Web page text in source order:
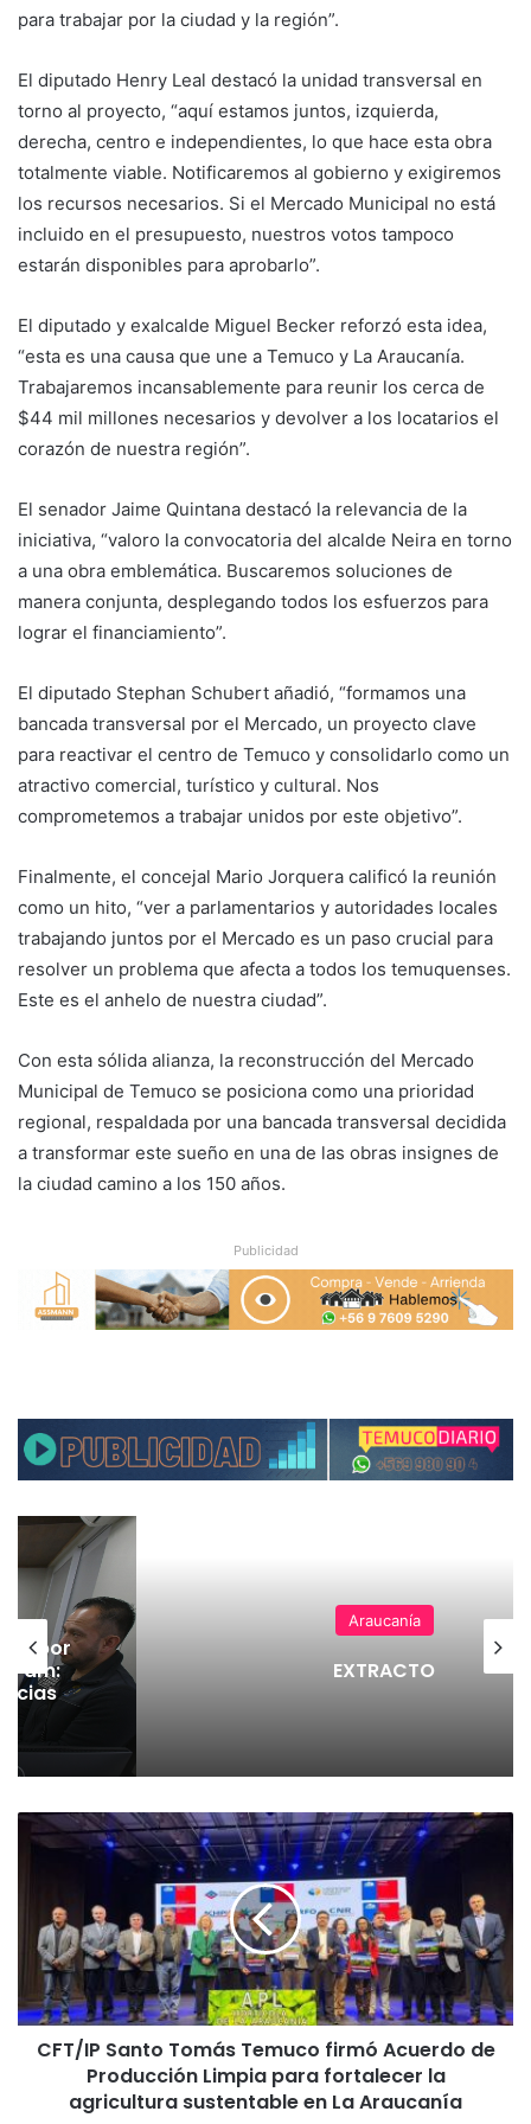
para trabajar por la ciudad y la región”.
El diputado Henry Leal destacó la unidad transversal en
torno al proyecto, “aquí estamos juntos, izquierda,
derecha, centro e independientes, lo que hace esta obra
totalmente viable. Notificaremos al gobierno y exigiremos
los recursos necesarios. Si el Mercado Municipal no está
incluido en el presupuesto, nuestros votos tampoco
estarán disponibles para aprobarlo”.
El diputado y exalcalde Miguel Becker reforzó esta idea,
“esta es una causa que une a Temuco y La Araucanía.
Trabajaremos incansablemente para reunir los cerca de
$44 mil millones necesarios y devolver a los locatarios el
corazón de nuestra región”.
El senador Jaime Quintana destacó la relevancia de la
iniciativa, “valoro la convocatoria del alcalde Neira en torno
a una obra emblemática. Buscaremos soluciones de
manera conjunta, desplegando todos los esfuerzos para
lograr el financiamiento”.
El diputado Stephan Schubert añadió, “formamos una
bancada transversal por el Mercado, un proyecto clave
para reactivar el centro de Temuco y consolidarlo como un
atractivo comercial, turístico y cultural. Nos
comprometemos a trabajar unidos por este objetivo”.
Finalmente, el concejal Mario Jorquera calificó la reunión
como un hito, “ver a parlamentarios y autoridades locales
trabajando juntos por el Mercado es un paso crucial para
resolver un problema que afecta a todos los temuquenses.
Este es el anhelo de nuestra ciudad”.
Con esta sólida alianza, la reconstrucción del Mercado
Municipal de Temuco se posiciona como una prioridad
regional, respaldada por una bancada transversal decidida
a transformar este sueño en una de las obras insignes de
la ciudad camino a los 150 años.
Publicidad
por
am:
Araucanía
EXTRACTO
C
a
n
CFT/IP Santo Tomás Temuco firmó Acuerdo de
Producción Limpia para fortalecer la
agricultura sustentable en La Araucanía